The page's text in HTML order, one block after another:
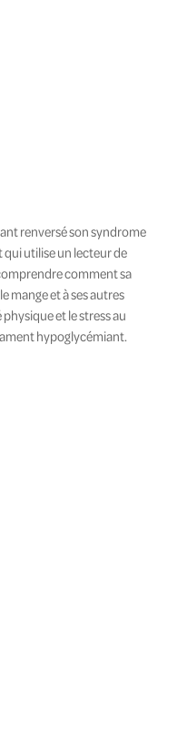
renversé son syndrome
utilise un lecteur de
comment sa
mange et à ses autres
et le stress au
hypoglycémiant.